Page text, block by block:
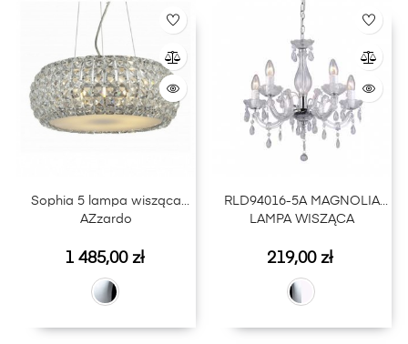
Sophia 5 lampa wisząca
AZzardo
Cena
1 485,00 zł
RLD94016-5A MAGNOLIA
LAMPA WISZĄCA
Cena
219,00 zł